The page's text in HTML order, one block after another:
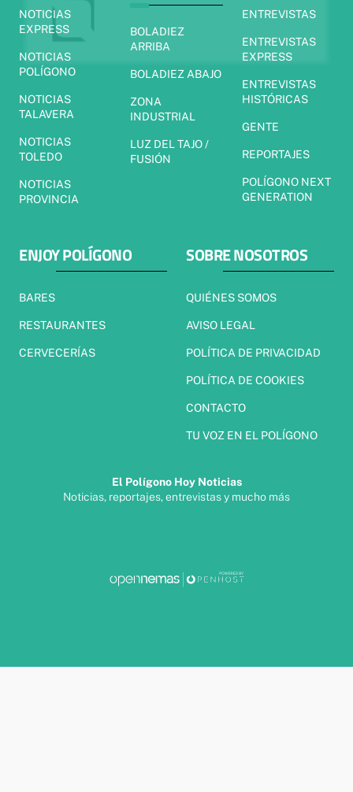
NOTICIAS
EXPRESS
NOTICIAS
POLÍGONO
NOTICIAS
TALAVERA
NOTICIAS
TOLEDO
NOTICIAS
PROVINCIA
BOLADIEZ
ARRIBA
BOLADIEZ ABAJO
ZONA
INDUSTRIAL
LUZ DEL TAJO /
FUSIÓN
ENTREVISTAS
ENTREVISTAS
EXPRESS
ENTREVISTAS
HISTÓRICAS
GENTE
REPORTAJES
POLÍGONO NEXT
GENERATION
ENJOY POLÍGONO
BARES
RESTAURANTES
CERVECERÍAS
SOBRE NOSOTROS
QUIÉNES SOMOS
AVISO LEGAL
POLÍTICA DE PRIVACIDAD
POLÍTICA DE COOKIES
CONTACTO
TU VOZ EN EL POLÍGONO
El Polígono Hoy Noticias
Noticias, reportajes, entrevistas y mucho más